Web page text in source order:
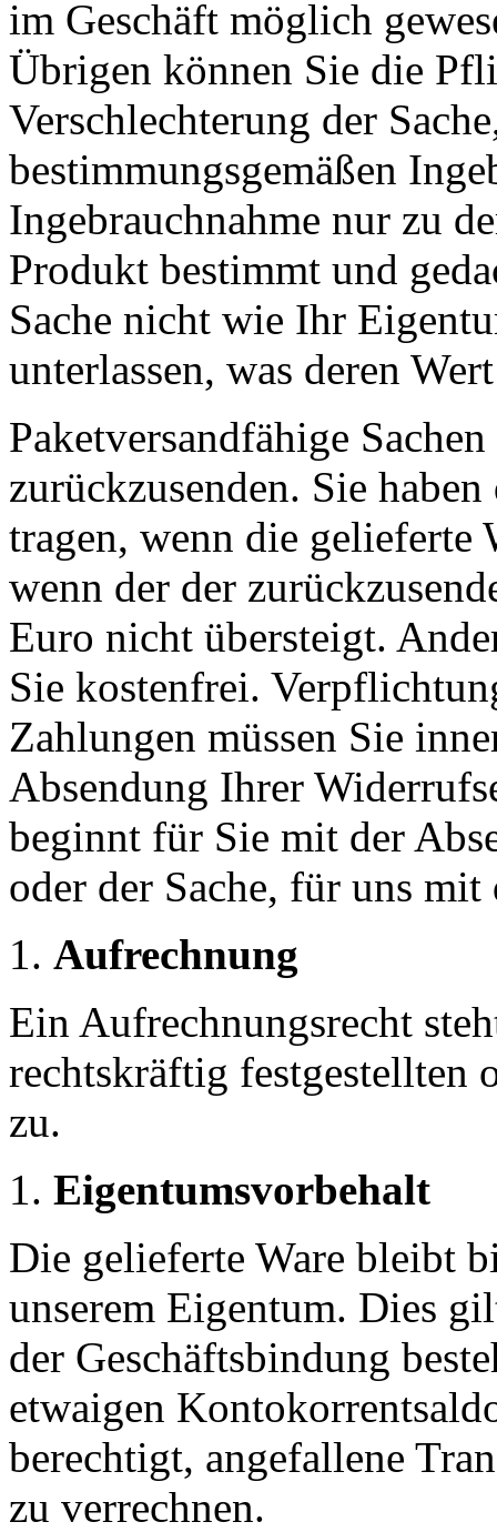
im Geschäft möglich
Übrigen können Sie die
Verschlechterung der
bestimmungsgemäßen
Ingebrauchnahme nur zu
Produkt bestimmt und
Sache nicht wie Ihr
unterlassen, was deren
Paketversandfähige
zurückzusenden. Sie
tragen, wenn die gelieferte
wenn der der
Euro nicht übersteigt.
Sie kostenfrei.
Zahlungen müssen Sie
Absendung Ihrer
beginnt für Sie mit der
oder der Sache, für uns
Aufrechnung
Ein Aufrechnungsrecht
rechtskräftig festgestellten
zu.
Eigentumsvorbehalt
Die gelieferte Ware bleibt
unserem Eigentum. Dies
der Geschäftsbindung
etwaigen
berechtigt, angefallene
zu verrechnen.